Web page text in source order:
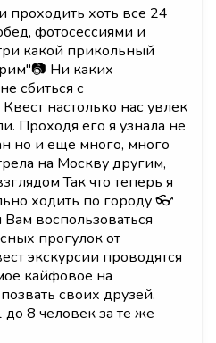
проходить хоть все 24
фотосессиями и
какой прикольный
Ни каких
сбиться с
настолько нас увлек
Проходя его я узнала не
но и еще много, много
на Москву другим,
Так что теперь я
ходить по городу 👓
воспользоваться
прогулок от
экскурсии проводятся
кайфовое на
своих друзей.
до 8 человек за те же